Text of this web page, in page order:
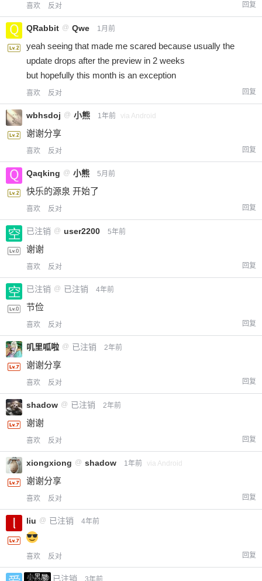
喜欢 反对 回复
QRabbit @ Qwe 1月前
yeah seeing that made me scared because usually the
update drops after the preview in 2 weeks
but hopefully this month is an exception
喜欢 反对 回复
wbhsdoj @ 小熊 1年前 via Android
谢谢分享
喜欢 反对 回复
Qaqking @ 小熊 5月前
快乐的源泉 开始了
喜欢 反对 回复
已注销 @ user2200 5年前
谢谢
喜欢 反对 回复
已注销 @ 已注销 4年前
节俭
喜欢 反对 回复
叽里呱啦 @ 已注销 2年前
谢谢分享
喜欢 反对 回复
shadow @ 已注销 2年前
谢谢
喜欢 反对 回复
xiongxiong @ shadow 1年前 via Android
谢谢分享
喜欢 反对 回复
liu @ 已注销 4年前
喜欢 反对 回复
小黑屋
爱X @ 已注销 3年前